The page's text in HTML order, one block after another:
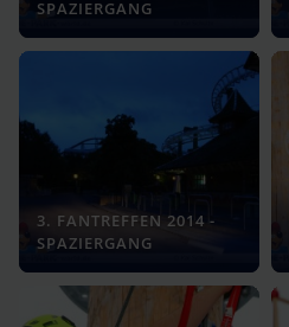
SPAZIERGANG
3. FANTREFFEN 2014 -
SPAZIERGANG